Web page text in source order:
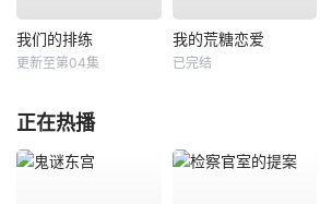
我们的排练
更新至第04集
我的荒糖恋爱
已完结
正在热播